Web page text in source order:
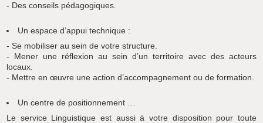
- Des conseils pédagogiques.
Un espace d’appui technique :
- Se mobiliser au sein de votre structure.
- Mener une réflexion au sein d’un territoire avec des acteurs
locaux.
- Mettre en œuvre une action d’accompagnement ou de formation.
Un centre de positionnement …
Le service Linguistique est aussi à votre disposition pour toute